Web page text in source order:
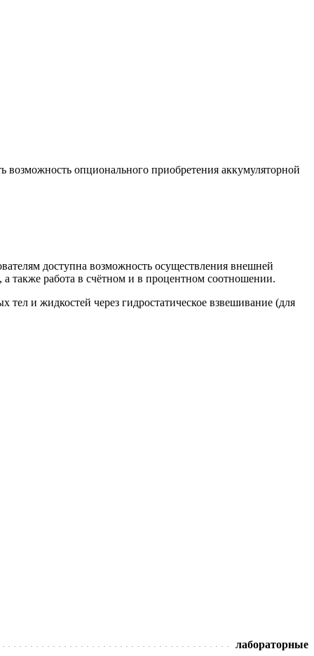
опционального приобретения аккумуляторной
доступна возможность осуществления внешней
также работа в счётном и в процентном соотношении.
и жидкостей через гидростатическое взвешивание (для
лабораторные